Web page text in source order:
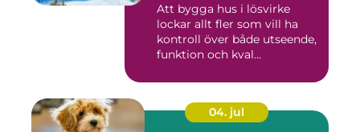
Att bygga hus i lösvirke
lockar allt fler som vill ha
kontroll över både utseende,
funktion och kval...
04. jul